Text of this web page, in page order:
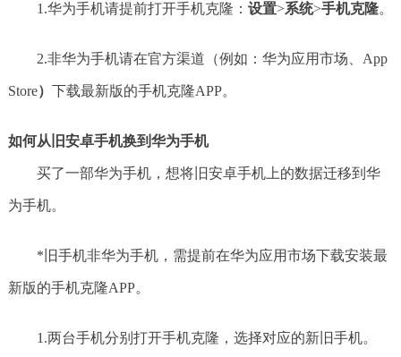
1.华为手机请提前打开手机克隆： 设置>系统>手机克隆。
2.非华为手机请在官方渠道（例如：华为应用市场、App
Store） 下载最新版的手机克隆APP。
如何从旧安卓手机换到华为手机
买了一部华为手机，想将旧安卓手机上的数据迁移到华
为手机。
*旧手机非华为手机，需提前在华为应用市场下载安装最
新版的手机克隆APP。
1.两台手机分别打开手机克隆，选择对应的新旧手机。